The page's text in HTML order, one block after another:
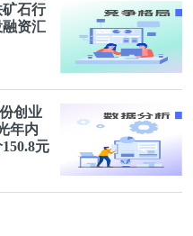
矿石行
资汇
创业
年内
元